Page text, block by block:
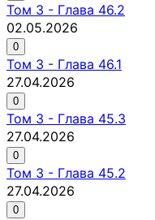
Том 3 - Глава 46.2
02.05.2026
0
Том 3 - Глава 46.1
27.04.2026
0
Том 3 - Глава 45.3
27.04.2026
0
Том 3 - Глава 45.2
27.04.2026
0